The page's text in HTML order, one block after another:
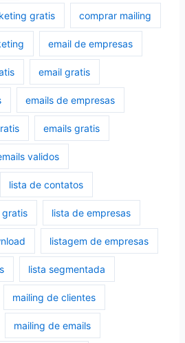
gratis comprar mailing
email de empresas
email gratis
emails de empresas
emails gratis
validos
lista de contatos
gratis lista de empresas
listagem de empresas
lista segmentada
mailing de clientes
mailing de emails